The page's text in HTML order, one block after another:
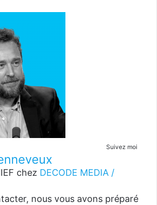
Suivez moi
chez DECODE MEDIA /
nous vous avons préparé